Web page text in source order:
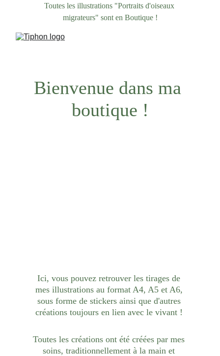
Toutes les illustrations "Portraits d'oiseaux
migrateurs" sont en Boutique !
Bienvenue dans ma
boutique !
Ici, vous pouvez retrouver les tirages de
mes illustrations au format A4, A5 et A6,
sous forme de stickers ainsi que d'autres
créations toujours en lien avec le vivant !
Toutes les créations ont été créées par mes
soins, traditionnellement à la main et